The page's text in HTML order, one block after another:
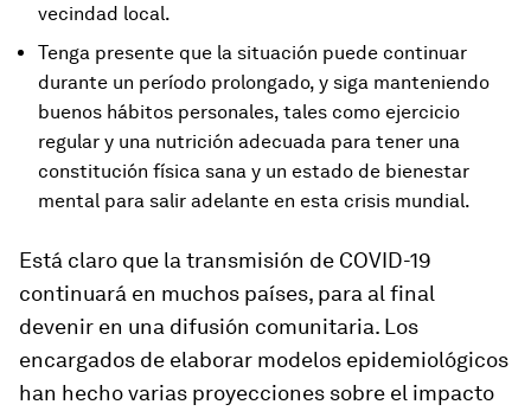
vecindad local.
Tenga presente que la situación puede continuar
durante un período prolongado, y siga manteniendo
buenos hábitos personales, tales como ejercicio
regular y una nutrición adecuada para tener una
constitución física sana y un estado de bienestar
mental para salir adelante en esta crisis mundial.
Está claro que la transmisión de COVID-19
continuará en muchos países, para al final
devenir en una difusión comunitaria. Los
encargados de elaborar modelos epidemiológicos
han hecho varias proyecciones sobre el impacto